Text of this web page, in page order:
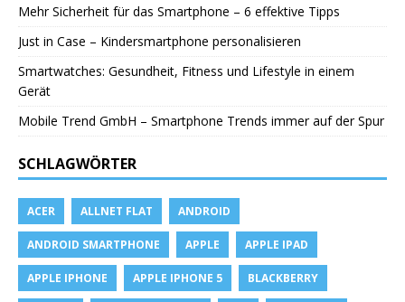
Mehr Sicherheit für das Smartphone – 6 effektive Tipps
Just in Case – Kindersmartphone personalisieren
Smartwatches: Gesundheit, Fitness und Lifestyle in einem
Gerät
Mobile Trend GmbH – Smartphone Trends immer auf der Spur
SCHLAGWÖRTER
ACER ALLNET FLAT ANDROID
ANDROID SMARTPHONE APPLE APPLE IPAD
APPLE IPHONE APPLE IPHONE 5 BLACKBERRY